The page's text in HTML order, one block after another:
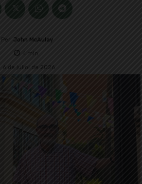
Per John McAulay
4min.
6 de juliol de 2026